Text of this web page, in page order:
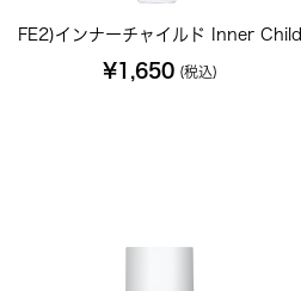
FE2)インナーチャイルド Inner Child
¥1,650 (税込)